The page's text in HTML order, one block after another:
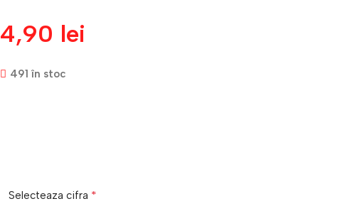
4,90 lei
491 în stoc
Selecteaza cifra *